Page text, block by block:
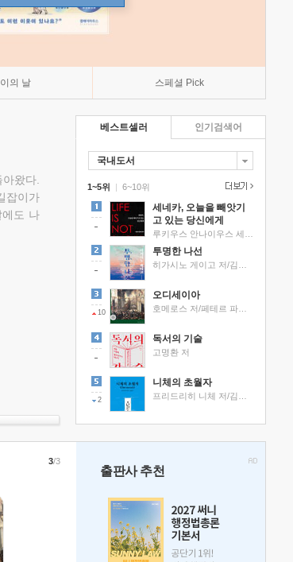
의 날 스페셜 Pick
왔다.
잡이가
도 나
베스트셀러
국내도서
1~5위 |
세네카, 오늘을 빼앗기
고 있는 당신에게
투명한 나선
10
오디세이아
독서의 기술
고명환 저
2
니체의 초월자
6~10위
인기검색어
3/3
출판사 추천